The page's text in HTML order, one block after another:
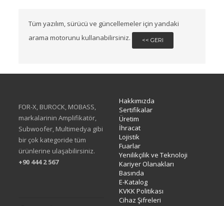
Tüm yazılım, sürücü ve güncellemeler için yandaki
arama motorunu kullanabilirsiniz.
<< GERI
FOR-X, BUROCK, MOBASS,
markalarinin Amplifikatör,
Subwoofer, Multimedya gibi
bir çok kategoride tüm
ürünlerine ulaşabilirsiniz.
+90 444 2 567
Hakkımızda
Sertifikalar
Üretim
İhracat
Lojistik
Fuarlar
Yenilikçilik ve Teknoloji
Kariyer Olanakları
Basında
E-Katalog
KVKK Politikası
Cihaz Şifreleri